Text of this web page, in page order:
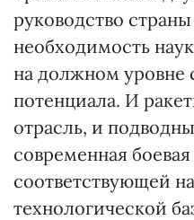
руководство
необходимость
на должном уровне
потенциала. И
отрасль, и
современная
соответствующей
технологической